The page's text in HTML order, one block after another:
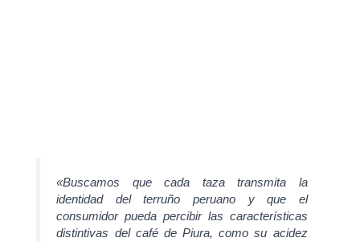
«Buscamos que cada taza transmita la
identidad del terruño peruano y que el
consumidor pueda percibir las características
distintivas del café de Piura, como su acidez